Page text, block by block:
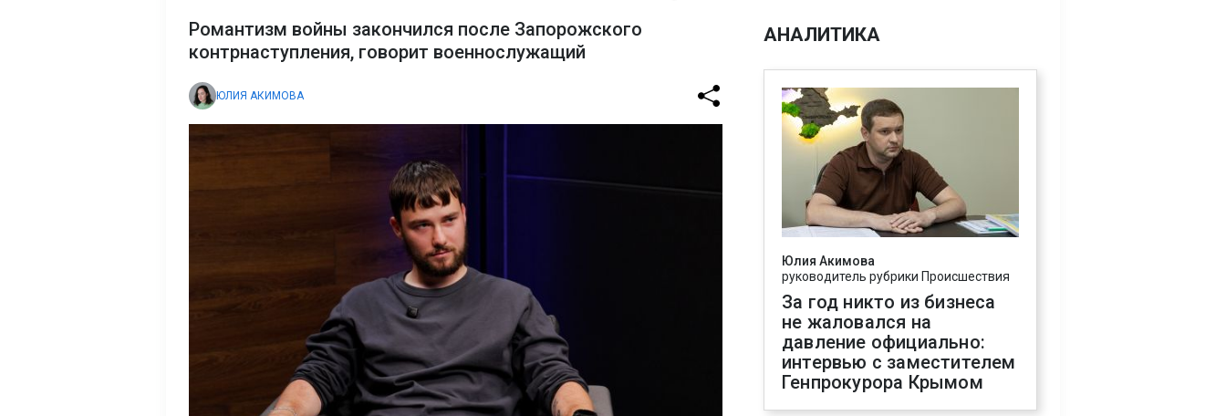
Романтизм войны закончился после Запорожского
контрнаступления, говорит военнослужащий
ЮЛИЯ АКИМОВА
АНАЛИТИКА
Юлия Акимова
руководитель рубрики Происшествия
За год никто из бизнеса
не жаловался на
давление официально:
интервью с заместителем
Генпрокурора Крымом